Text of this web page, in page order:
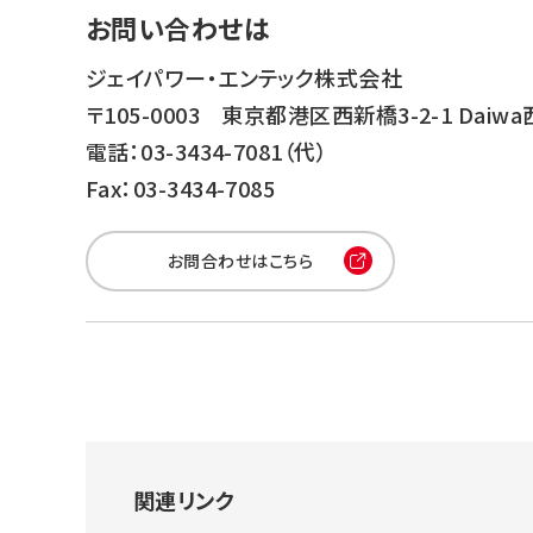
お問い合わせは
ジェイパワー・エンテック株式会社
〒105-0003 東京都港区西新橋3-2-1 Daiwa
電話：03-3434-7081（代）
Fax：03-3434-7085
お問合わせはこちら
関連リンク